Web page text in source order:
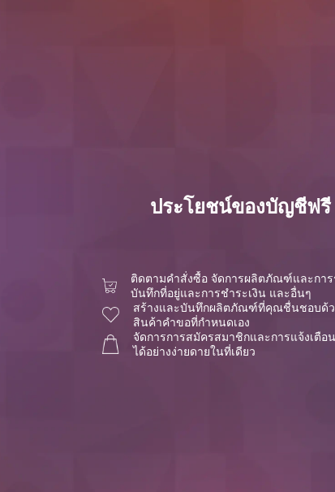
ประโยชน์ของบัญชีฟรี
ติดตามคำสั่งซื้อ จัดการผลิตภัณฑ์และกา
บันทึกที่อยู่และการชำระเงิน และอื่นๆ
สร้างและบันทึกผลิตภัณฑ์ที่คุณชื่นชอบด้ว
สินค้าคำขอที่กำหนดเอง
จัดการการสมัครสมาชิกและการแจ้งเตื
ได้อย่างง่ายดายในที่เดียว